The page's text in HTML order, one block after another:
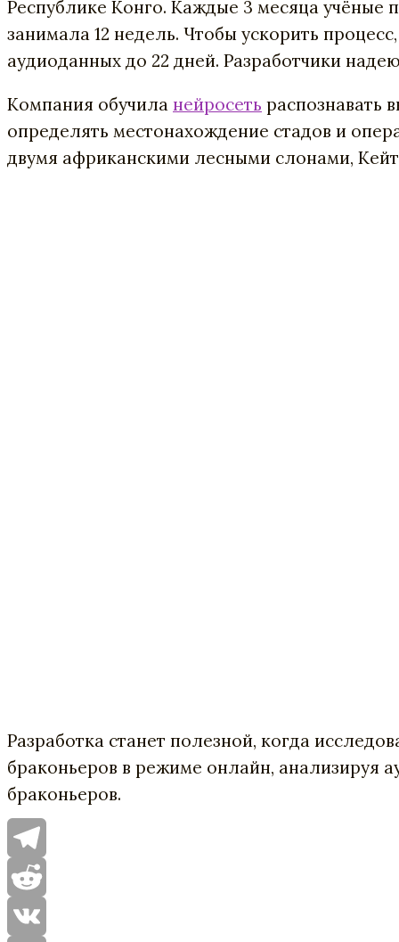
Республике Конго. Каждые 3 месяца учёные
занимала 12 недель. Чтобы ускорить
аудиоданных до 22 дней. Разработчики
Компания обучила нейросеть распознавать
определять местонахождение стадов и
двумя африканскими лесными слонами, Кейт
Разработка станет полезной, когда
браконьеров в режиме онлайн, анализируя
браконьеров.
Telegram
Reddit